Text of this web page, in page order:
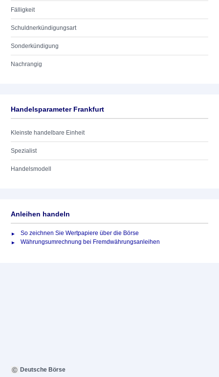
Fälligkeit
Schuldnerkündigungsart
Sonderkündigung
Nachrangig
Handelsparameter Frankfurt
Kleinste handelbare Einheit
Spezialist
Handelsmodell
Anleihen handeln
So zeichnen Sie Wertpapiere über die Börse
Währungsumrechnung bei Fremdwährungsanleihen
Deutsche Börse